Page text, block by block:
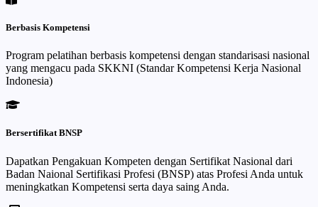
Berbasis Kompetensi
Program pelatihan berbasis kompetensi dengan standarisasi nasional
yang mengacu pada SKKNI (Standar Kompetensi Kerja Nasional
Indonesia)
Bersertifikat BNSP
Dapatkan Pengakuan Kompeten dengan Sertifikat Nasional dari
Badan Naional Sertifikasi Profesi (BNSP) atas Profesi Anda untuk
meningkatkan Kompetensi serta daya saing Anda.